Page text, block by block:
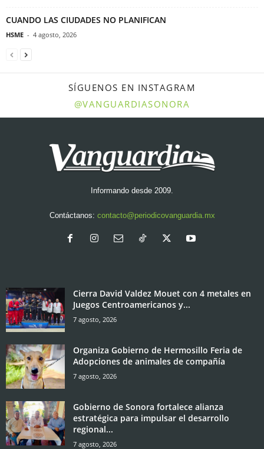
CUANDO LAS CIUDADES NO PLANIFICAN
HSME - 4 agosto, 2026
SÍGUENOS EN INSTAGRAM
@VANGUARDIASONORA
Informando desde 2009.
Contáctanos: contacto@periodicovanguardia.mx
Cierra David Valdez Mouet con 4 metales en
Juegos Centroamericanos y...
7 agosto, 2026
Organiza Gobierno de Hermosillo Feria de
Adopciones de animales de compañía
7 agosto, 2026
Gobierno de Sonora fortalece alianza
estratégica para impulsar el desarrollo
regional...
7 agosto, 2026